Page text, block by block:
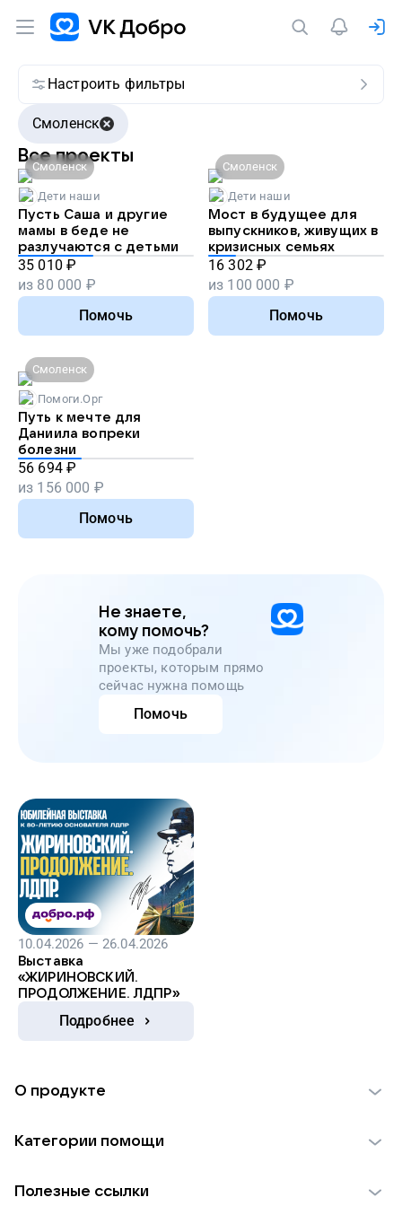
Настроить фильтры
Смоленск
Все проекты
Смоленск
Дети наши
Пусть Саша и другие
мамы в беде не
разлучаются с детьми
35 010 ₽
из 80 000 ₽
Помочь
Смоленск
Дети наши
Мост в будущее для
выпускников, живущих в
кризисных семьях
16 302 ₽
из 100 000 ₽
Помочь
Смоленск
Помоги.Орг
Путь к мечте для
Даниила вопреки
болезни
56 694 ₽
из 156 000 ₽
Помочь
Не знаете,
кому помочь?
Мы уже подобрали
проекты, которым прямо
сейчас нужна помощь
Помочь
10.04.2026 — 26.04.2026
Выставка
«ЖИРИНОВСКИЙ.
ПРОДОЛЖЕНИЕ. ЛДПР»
Подробнее
О продукте
Использование материалов
Категории помощи
Полезные ссылки